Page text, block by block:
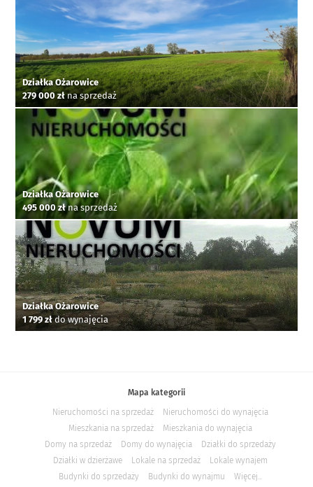
Działka Ożarowice
279 000 złna sprzedaż
Działka Ożarowice
495 000 złna sprzedaż
Działka Ożarowice
1 799 złdo wynajęcia
Mapa kategorii
Nieruchomości na sprzedaż
Nieruchomości do wynajęcia
Mieszkania na sprzedaż
Mieszkania do wynajęcia
Domy na sprzedaż
Domy do wynajęcia
Działki do sprzedaży
Działki w dzierżawe
Lokale na sprzedaż
Lokale wynajem
Budynki do sprzedaży
Budynki do wynajmu Więcej...